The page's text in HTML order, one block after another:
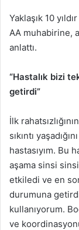
Yaklaşık 10
AA muhabirine,
anlattı.
“Hastalık bizi
getirdi”
İlk
sıkıntı
hastasıyım. Bu
aşama sinsi
etkiledi ve en
durumuna
kullanıyorum.
ve